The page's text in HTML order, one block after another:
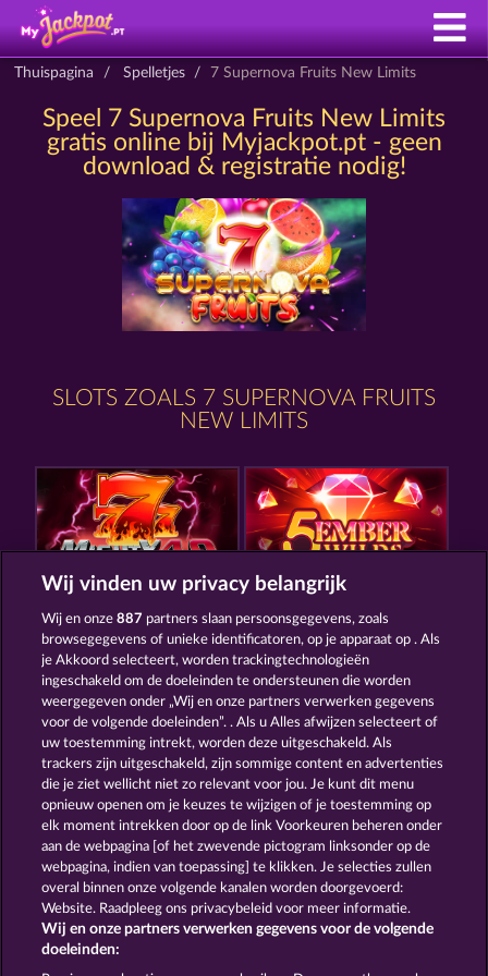
Thuispagina Spelletjes 7 Supernova Fruits New Limits
Speel 7 Supernova Fruits New Limits
gratis online bij Myjackpot.pt - geen
download & registratie nodig!
SLOTS ZOALS 7 SUPERNOVA FRUITS
NEW LIMITS
MIGHTY 40 5 EMBER WILDS
SUPER DUPER CHERRY
Algemene voorwaarden Privacyverklaring
Colofon Bedrijf FAQ
Partnerprogramma Facebook
Wij vinden uw privacy belangrijk
Wij en onze887 partners slaan persoonsgegevens, zoals
browsegegevens of unieke identificatoren, op je apparaat op . Als
je Akkoord selecteert, worden trackingtechnologieën
ingeschakeld om de doeleinden te ondersteunen die worden
weergegeven onder „Wij en onze partners verwerken gegevens
voor de volgende doeleinden”. . Als u Alles afwijzen selecteert of
uw toestemming intrekt, worden deze uitgeschakeld. Als
trackers zijn uitgeschakeld, zijn sommige content en advertenties
die je ziet wellicht niet zo relevant voor jou. Je kunt dit menu
opnieuw openen om je keuzes te wijzigen of je toestemming op
elk moment intrekken door op de link Voorkeuren beheren onder
aan de webpagina [of het zwevende pictogram linksonder op de
webpagina, indien van toepassing] te klikken. Je selecties zullen
overal binnen onze volgende kanalen worden doorgevoerd:
Website. Raadpleeg ons privacybeleid voor meer informatie.
Wij en onze partners verwerken gegevens voor de volgende
doeleinden: